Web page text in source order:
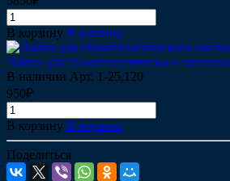
В корзину В корзине
Лампа для стоматологического
В наличии Арт. 1-25,120
950₽
В корзину В корзине
Поделиться